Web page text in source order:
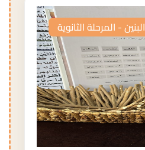
البنين - المرحلة الثانوية